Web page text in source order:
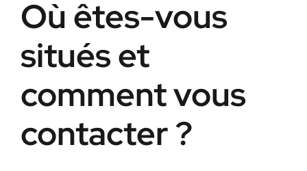
Où êtes-vous
situés et
comment vous
contacter ?